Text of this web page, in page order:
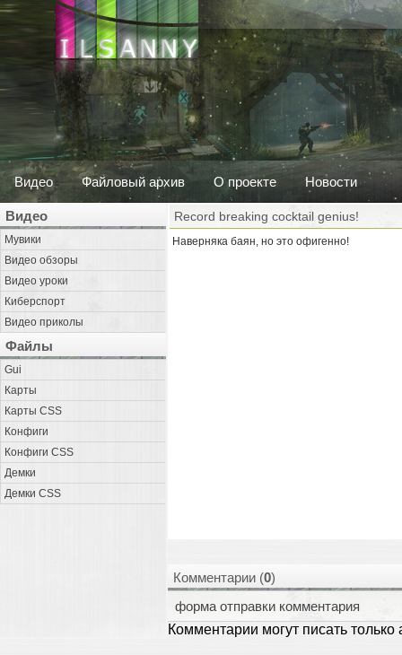
Видео Файловый архив О проекте Новости
Видео
Мувики
Видео обзоры
Видео уроки
Киберспорт
Видео приколы
Файлы
Gui
Карты
Карты CSS
Конфиги
Конфиги CSS
Демки
Демки CSS
Record breaking cocktail genius!
Наверняка баян, но это офигенно!
Комментарии (0)
форма отправки комментария
Комментарии могут писать